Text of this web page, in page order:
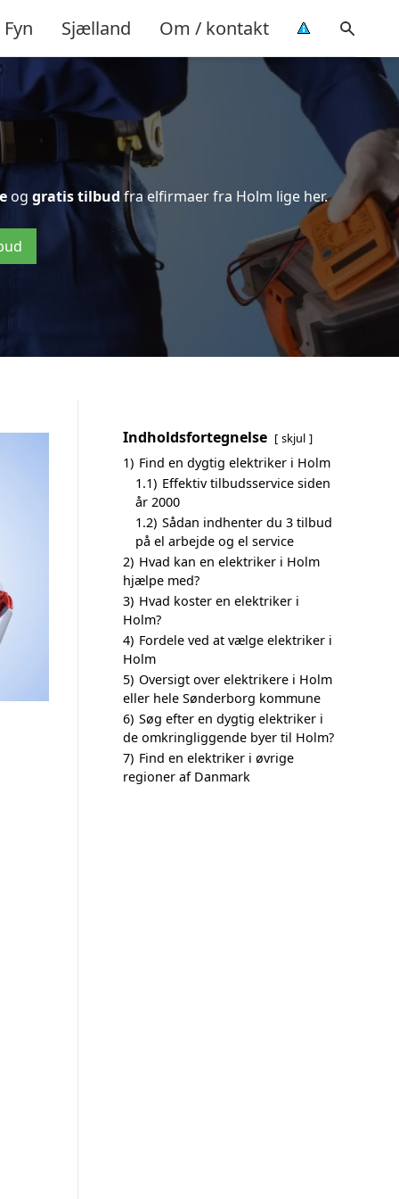
Fyn Sjælland Om / kontakt
og gratis tilbud fra elfirmaer fra Holm lige her.
Indholdsfortegnelse skjul
1) Find en dygtig elektriker i Holm
1.1) Effektiv tilbudsservice siden
år 2000
1.2) Sådan indhenter du 3 tilbud
på el arbejde og el service
2) Hvad kan en elektriker i Holm
hjælpe med?
3) Hvad koster en elektriker i
Holm?
4) Fordele ved at vælge elektriker i
Holm
5) Oversigt over elektrikere i Holm
eller hele Sønderborg kommune
6) Søg efter en dygtig elektriker i
de omkringliggende byer til Holm?
7) Find en elektriker i øvrige
regioner af Danmark